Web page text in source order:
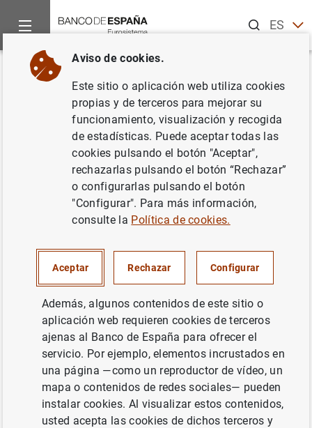
ESEN
Inicio Noticias y eventos
Volver
5 de mayo de 2011
5 de mayo de 2011 (13KB)
Anterior
9 de junio de 2011...
Siguiente
7 de abril de 2011...
Aviso de cookies.
Este sitio o aplicación web utiliza cookies
propias y de terceros para mejorar su
funcionamiento, visualización y recogida
de estadísticas. Puede aceptar todas las
cookies pulsando el botón "Aceptar",
rechazarlas pulsando el botón “Rechazar”
o configurarlas pulsando el botón
"Configurar". Para más información,
consulte la Política de cookies.
Aceptar Rechazar Configurar
Además, algunos contenidos de este sitio o
aplicación web requieren cookies de terceros
ajenas al Banco de España para ofrecer el
servicio. Por ejemplo, elementos incrustados en
una página —como un reproductor de vídeo, un
mapa o contenidos de redes sociales— pueden
instalar cookies. Al visualizar estos contenidos,
usted acepta las cookies de dichos terceros y